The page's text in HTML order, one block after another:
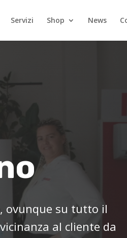
Servizi Shop News
ovunque su tutto il
al cliente da